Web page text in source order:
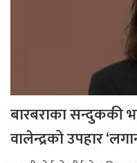
बारबराका सन्दुककी
वालेन्द्रको उपहार